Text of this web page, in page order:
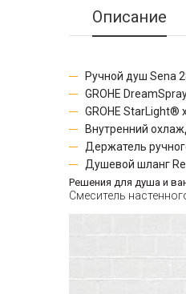
Описание
Ручной душ Sena
GROHE
GROHE StarLight®
Внутренний
Держатель
Душевой шланг
Решения для душа и
Смеситель